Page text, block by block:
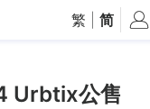
繁 简
Urbtix公售